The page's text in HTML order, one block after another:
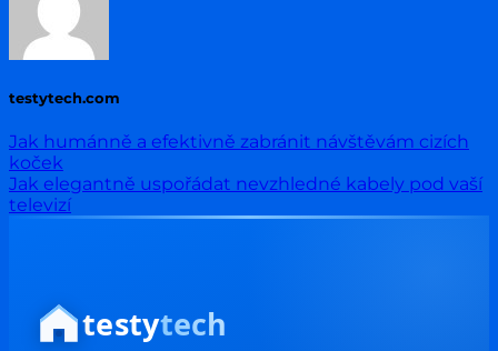
testytech.com
Jak humánně a efektivně zabránit návštěvám cizích
koček
Jak elegantně uspořádat nevzhledné kabely pod vaší
televizí
testytech